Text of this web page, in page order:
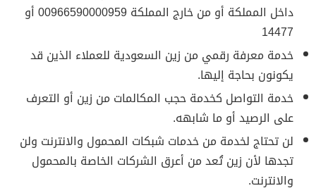
داخل المملكة أو من خارج المملكة 00966590000959 أو
14477
خدمة معرفة رقمي من زين السعودية للعملاء الذين قد
يكونون بحاجة إليها.
خدمة التواصل كخدمة حجب المكالمات من زين أو التعرف
على الرصيد أو ما شابهه.
لن تحتاج لخدمة من خدمات شبكات المحمول والانترنت ولن
تجدها لأن زين تُعد من أعرق الشركات الخاصة بالمحمول
والانترنت.